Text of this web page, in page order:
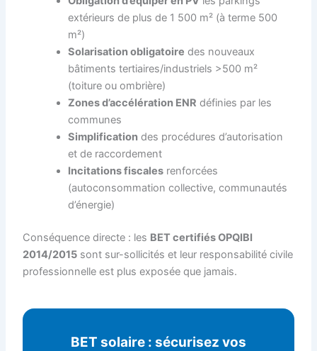
extérieurs de plus de 1 500 m² (à terme 500
m²)
Solarisation obligatoire des nouveaux
bâtiments tertiaires/industriels >500 m²
(toiture ou ombrière)
Zones d’accélération ENR définies par les
communes
Simplification des procédures d’autorisation
et de raccordement
Incitations fiscales renforcées
(autoconsommation collective, communautés
d’énergie)
Conséquence directe : les BET certifiés OPQIBI
2014/2015 sont sur-sollicités et leur responsabilité civile
professionnelle est plus exposée que jamais.
BET solaire : sécurisez vos